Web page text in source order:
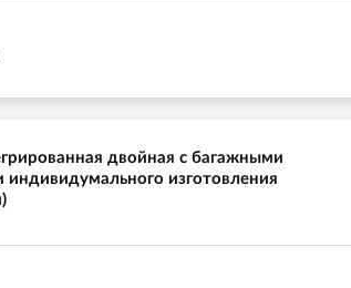
двойная с багажными
индивидумального изготовления